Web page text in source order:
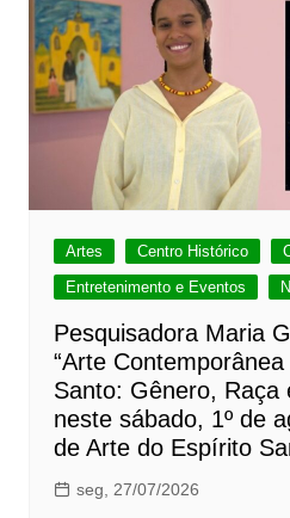
Artes Centro Histórico
Entretenimento e Eventos
Pesquisadora Maria
“Arte
Santo: Gênero, Raça
neste sábado, 1º de
de Arte do Espírito
seg, 27/07/2026